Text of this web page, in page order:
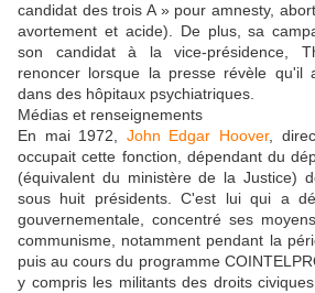
candidat des trois A » pour amnesty,
avortement et acide). De plus, sa
son candidat à la vice-présidence,
renoncer lorsque la presse révèle qu'il
dans des hôpitaux psychiatriques.
Médias et renseignements
En mai 1972, John Edgar Hoover,
occupait cette fonction, dépendant du
(équivalent du ministère de la Justice)
sous huit présidents. C'est lui qui a
gouvernementale, concentré ses
communisme, notamment pendant la
puis au cours du programme
y compris les militants des droits